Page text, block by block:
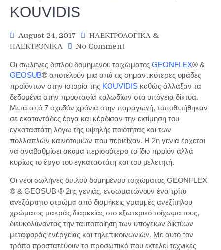
KOUVIDIS
August 24, 2017
ΗΛΕΚΤΡΟΛΟΓΙΚΑ &
ΗΛΕΚΤΡΟΝΙΚΑ
No Commenton
σωλήνες
διπλού
δομημένου
τοιχώματος
2ης
γενιάς
για
την
ταυτοποίηση
υπόγειων
από
την
KOUVIDIS
Οι σωλήνες διπλού δομημένου τοιχώματος GEONFLEX® &
GEOSUB® αποτελούν μια από τις σημαντικότερες ομάδες
προϊόντων στην ιστορία της KOUVIDIS καθώς άλλαξαν τα
δεδομένα στην προστασία καλωδίων στα υπόγεια δίκτυα.
Μετά από 7 σχεδόν χρόνια στην παραγωγή, τοποθετήθηκαν
σε εκατοντάδες έργα και κέρδισαν την εκτίμηση του
εγκαταστάτη λόγω της υψηλής ποιότητας και των
πολλαπλών καινοτομιών που περιείχαν. Η 2η γενιά έρχεται
να αναβαθμίσει ακόμα περισσότερο το ίδιο προϊόν αλλά
κυρίως το έργο του εγκαταστάτη και του μελετητή.
Οι νέοι σωλήνες διπλού δομημένου τοιχώματος GEONFLEX
® & GEOSUB ® 2ης γενιάς, ενσωματώνουν ένα τρίτο
ανεξάρτητο στρώμα από διαμήκεις γραμμές ανεξίτηλου
χρώματος μακράς διαρκείας στο εξωτερικό τοίχωμα τους,
διευκολύνοντας την ταυτοποίηση των υπόγειων δικτύων
μεταφοράς ενέργειας και τηλεπικοινωνιών. Με αυτό τον
τρόπο προστατεύουν το προσωπικό που εκτελεί τεχνικές